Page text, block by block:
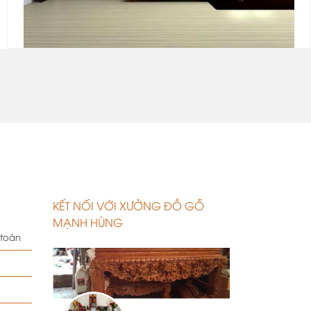
KẾT NỐI VỚI XƯỞNG ĐỒ GỖ
MẠNH HÙNG